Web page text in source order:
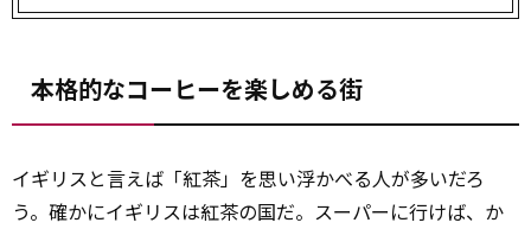
本格的なコーヒーを楽しめる街
イギリスと言えば「紅茶」を思い浮かべる人が多いだろ
う。確かにイギリスは紅茶の国だ。スーパーに行けば、か